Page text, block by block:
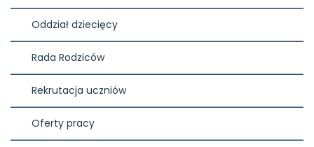
Oddział dziecięcy
Rada Rodziców
Rekrutacja uczniów
Oferty pracy